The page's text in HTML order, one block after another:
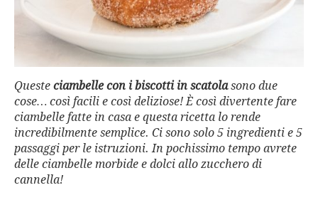
Queste ciambelle con i biscotti in scatolasono due
cose… così facili e così deliziose! È così divertente fare
ciambelle fatte in casa e questa ricetta lo rende
incredibilmente semplice. Ci sono solo 5 ingredienti e 5
passaggi per le istruzioni. In pochissimo tempo avrete
delle ciambelle morbide e dolci allo zucchero di
cannella!